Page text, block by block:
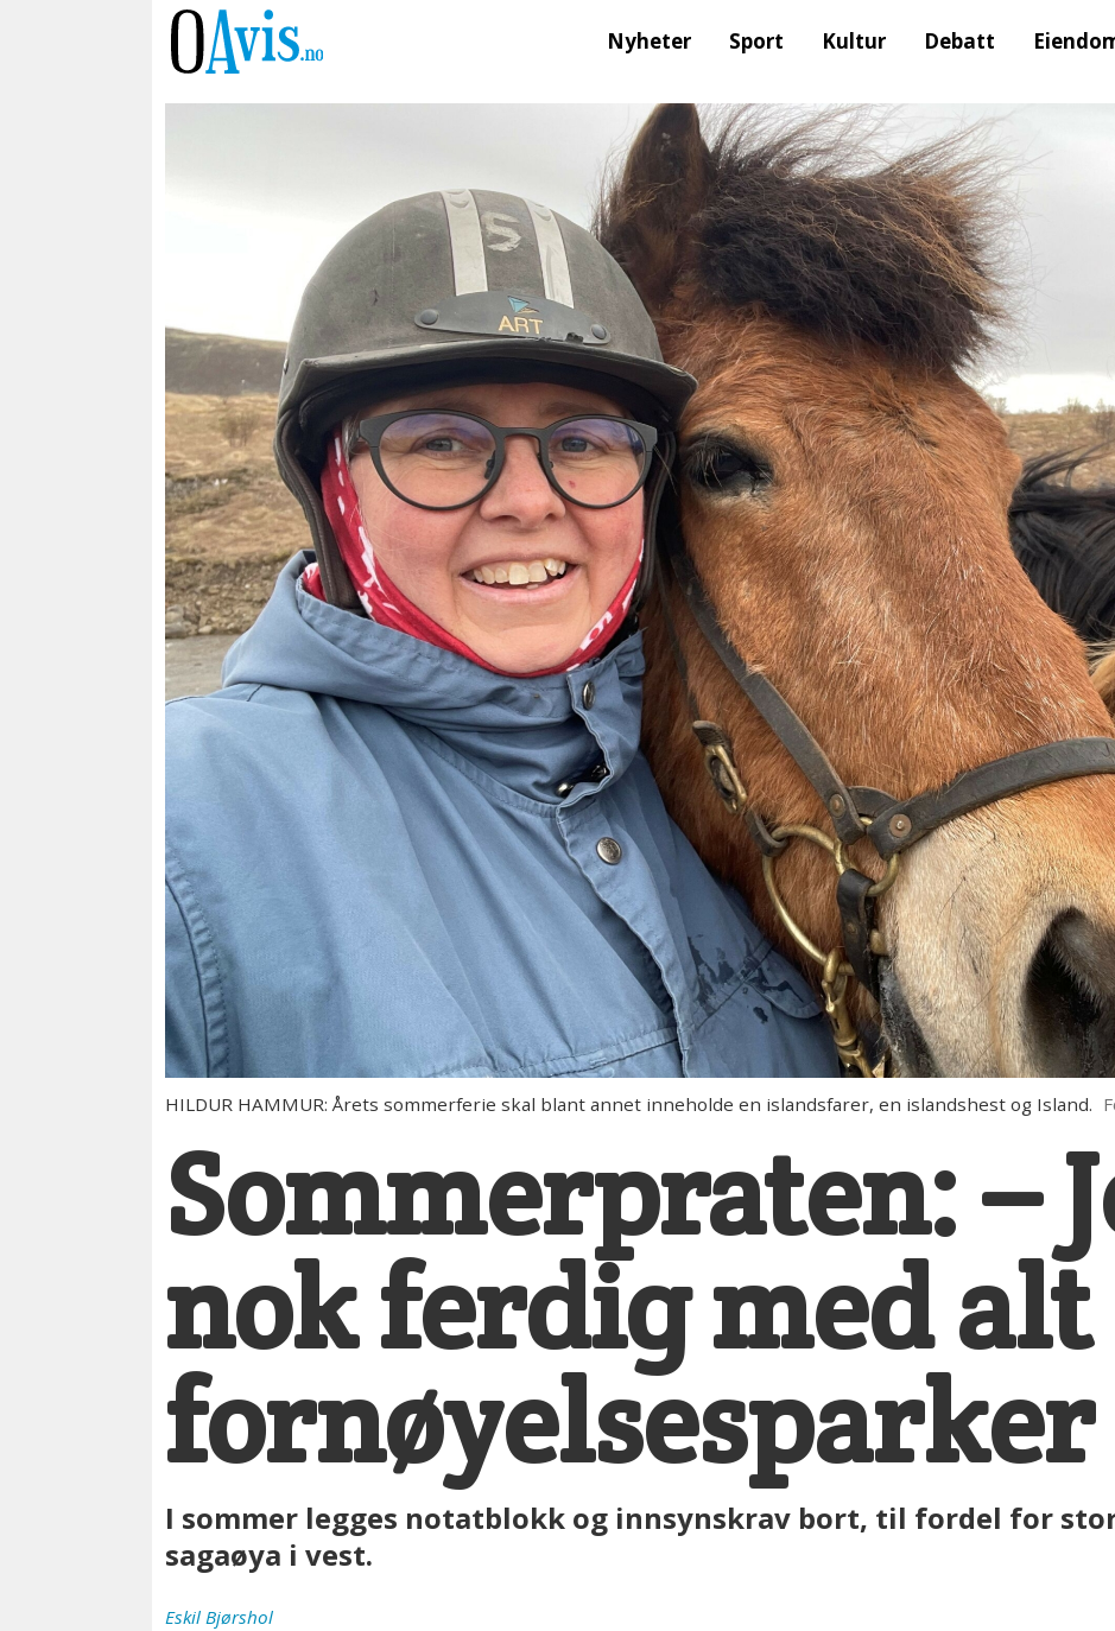
Nyheter Sport Kultur Debatt
HILDUR HAMMUR: Årets sommerferie skal blant annet inneholde en islandsfarer, en islandshest og Island.
Sommerpraten: –
nok ferdig med alt
fornøyelsesparker
I sommer legges notatblokk og innsynskrav bort, til fordel for
sagaøya i vest.
Eskil Bjørshol